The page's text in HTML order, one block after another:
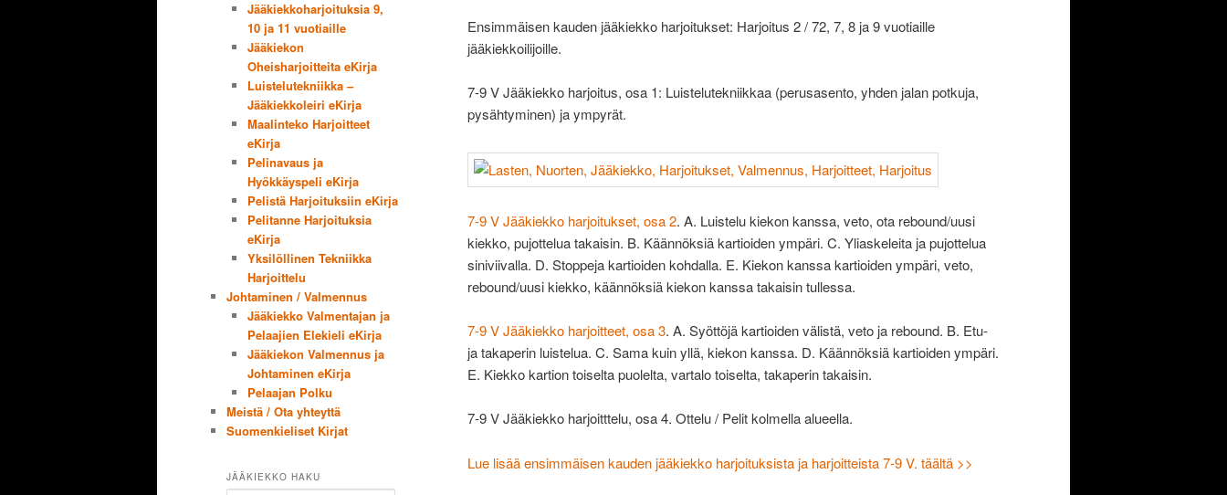
Ensimmäisen kauden jääkiekko harjoitukset: Harjoitus 2 / 72, 7, 8 ja 9 vuotiaille
jääkiekkoilijoille.
7-9 V Jääkiekko harjoitus, osa 1: Luistelutekniikkaa (perusasento, yhden jalan potkuja,
pysähtyminen) ja ympyrät.
7-9 V Jääkiekko harjoitukset, osa 2. A. Luistelu kiekon kanssa, veto, ota rebound/uusi
kiekko, pujottelua takaisin. B. Käännöksiä kartioiden ympäri. C. Yliaskeleita ja pujottelua
siniviivalla. D. Stoppeja kartioiden kohdalla. E. Kiekon kanssa kartioiden ympäri, veto,
rebound/uusi kiekko, käännöksiä kiekon kanssa takaisin tullessa.
7-9 V Jääkiekko harjoitteet, osa 3. A. Syöttöjä kartioiden välistä, veto ja rebound. B. Etu-
ja takaperin luistelua. C. Sama kuin yllä, kiekon kanssa. D. Käännöksiä kartioiden ympäri.
E. Kiekko kartion toiselta puolelta, vartalo toiselta, takaperin takaisin.
7-9 V Jääkiekko harjoitttelu, osa 4. Ottelu / Pelit kolmella alueella.
Lue lisää ensimmäisen kauden jääkiekko harjoituksista ja harjoitteista 7-9 V. täältä >>
Jääkiekkoharjoituksia 9,
10 ja 11 vuotiaille
Jääkiekon
Oheisharjoitteita eKirja
Luistelutekniikka –
Jääkiekkoleiri eKirja
Maalinteko Harjoitteet
eKirja
Pelinavaus ja
Hyökkäyspeli eKirja
Pelistä Harjoituksiin eKirja
Pelitanne Harjoituksia
eKirja
Yksilöllinen Tekniikka
Harjoittelu
Johtaminen / Valmennus
Jääkiekko Valmentajan ja
Pelaajien Elekieli eKirja
Jääkiekon Valmennus ja
Johtaminen eKirja
Pelaajan Polku
Meistä / Ota yhteyttä
Suomenkieliset Kirjat
JÄÄKIEKKO HAKU